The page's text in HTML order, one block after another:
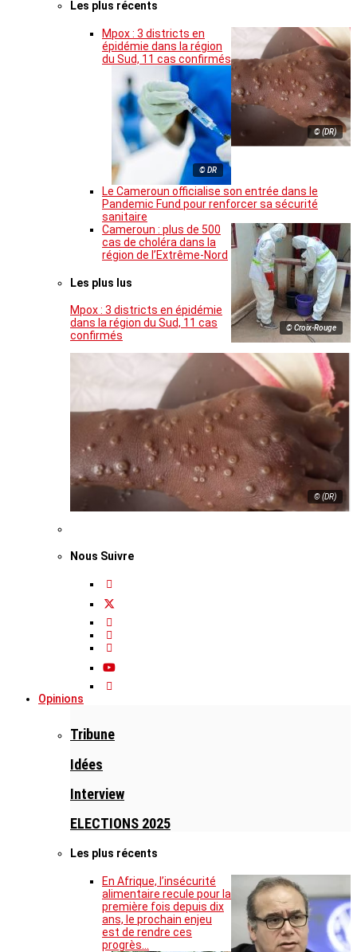
Les plus récents
© (DR)
Mpox : 3 districts en
épidémie dans la région
du Sud, 11 cas confirmés
© DR
Le Cameroun officialise son entrée dans le
Pandemic Fund pour renforcer sa sécurité
sanitaire
© Croix-Rouge
Cameroun : plus de 500
cas de choléra dans la
région de l’Extrême-Nord
Les plus lus
Mpox : 3 districts en épidémie
dans la région du Sud, 11 cas
confirmés
© (DR)
Nous Suivre
Opinions
Tribune
Idées
Interview
ELECTIONS 2025
Les plus récents
En Afrique, l’insécurité
alimentaire recule pour la
première fois depuis dix
ans, le prochain enjeu
est de rendre ces
progrès…